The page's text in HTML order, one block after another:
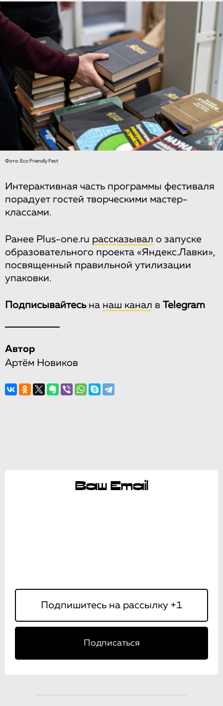
Фото: Eco Friendly Fest
Интерактивная часть программы фестиваля
порадует гостей творческими мастер-
классами.
Ранее Plus-one.ru рассказывал о запуске
образовательного проекта «Яндекс.Лавки»,
посвященный правильной утилизации
упаковки.
Подписывайтесьна наш канал в Telegram
Автор
Артём Новиков
Ваш Email
Подписаться